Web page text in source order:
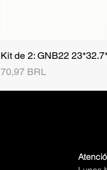
Kit de 2: GNB22
Precio
70,97 BRL